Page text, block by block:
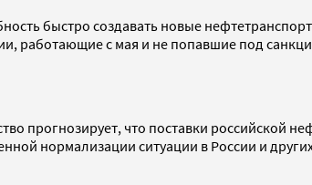
быстро создавать новые
работающие с мая и не попавшие под
прогнозирует, что поставки российской
нормализации ситуации в России и